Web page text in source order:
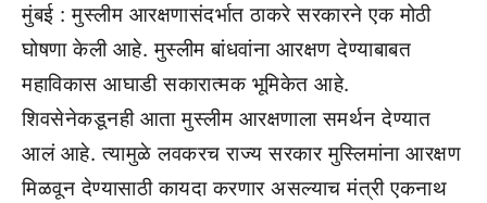
मुंबई : मुस्लीम आरक्षणासंदर्भात ठाकरे सरकारने एक मोठी
घोषणा केली आहे. मुस्लीम बांधवांना आरक्षण देण्याबाबत
महाविकास आघाडी सकारात्मक भूमिकेत आहे.
शिवसेनेकडूनही आता मुस्लीम आरक्षणाला समर्थन देण्यात
आलं आहे. त्यामुळे लवकरच राज्य सरकार मुस्लिमांना आरक्षण
मिळवून देण्यासाठी कायदा करणार असल्याच मंत्री एकनाथ